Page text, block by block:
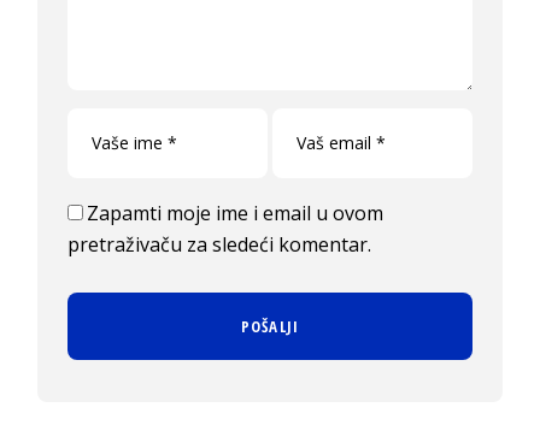
Zapamti moje ime i email u ovom
pretraživaču za sledeći komentar.